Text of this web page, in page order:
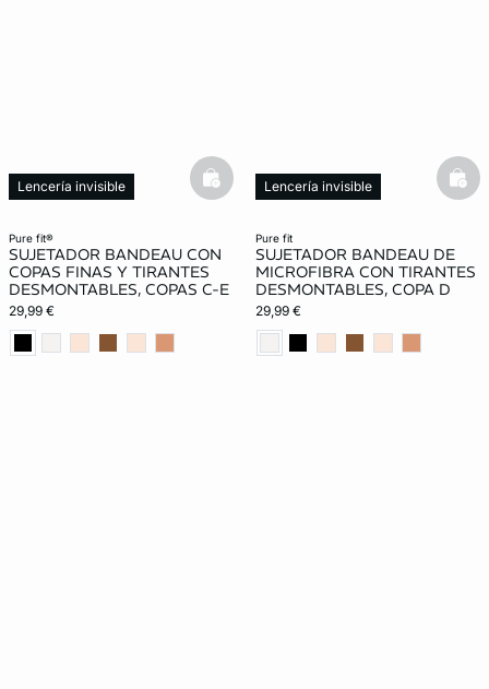
pure fit®
SUJETADOR BANDEAU CON
COPAS FINAS Y TIRANTES
DESMONTABLES, COPAS C-E
29,99 €
Lencería invisible basketfull
pure fit
SUJETADOR BANDEAU DE
MICROFIBRA CON TIRANTES
DESMONTABLES, COPA D
29,99 €
Lencería invisible